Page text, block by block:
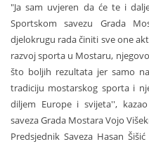
"Ja sam uvjeren da će te i
Sportskom savezu Grada
djelokrugu rada činiti sve one
razvoj sporta u Mostaru,
što boljih rezultata jer samo
tradiciju mostarskog sporta i
diljem Europe i svijeta'',
saveza Grada Mostara Vojo
Predsjednik Saveza Hasan